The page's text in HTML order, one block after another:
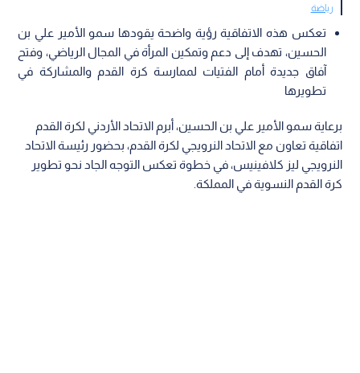
رياضة
تعكس هذه الاتفاقية رؤية واضحة يقودها سمو الأمير علي بن
الحسين، تهدف إلى دعم وتمكين المرأة في المجال الرياضي، وفتح
آفاق جديدة أمام الفتيات لممارسة كرة القدم والمشاركة في
تطويرها
برعاية سمو الأمير علي بن الحسين، أبرم الاتحاد الأردني لكرة القدم
اتفاقية تعاون مع الاتحاد النرويجي لكرة القدم، بحضور رئيسة الاتحاد
النرويجي ليز كلافينيس، في خطوة تعكس التوجه الجاد نحو تطوير
كرة القدم النسوية في المملكة.